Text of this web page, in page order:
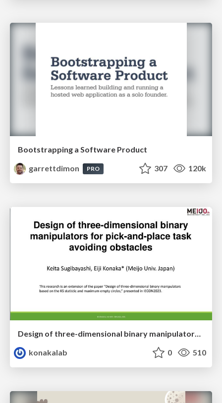
Bootstrapping a Software Product
garrettdimon
PRO 307 120k
Design of three-dimensional binary manipulators for pick-and-place task avoiding obstacles (IECON2024)
konakalab
0 510